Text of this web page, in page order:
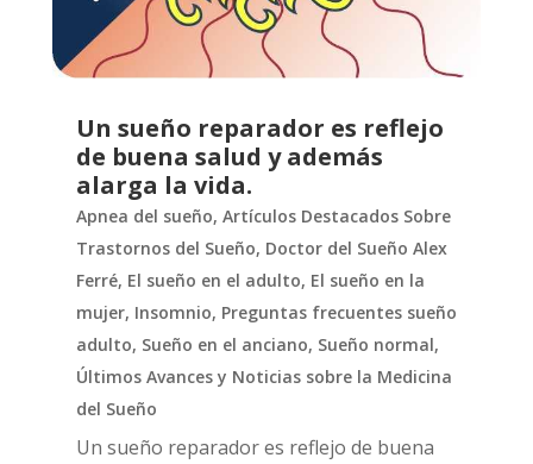
Un sueño reparador es reflejo
de buena salud y además
alarga la vida.
Apnea del sueño, Artículos Destacados Sobre
Trastornos del Sueño, Doctor del Sueño Alex
Ferré, El sueño en el adulto, El sueño en la
mujer, Insomnio, Preguntas frecuentes sueño
adulto, Sueño en el anciano, Sueño normal,
Últimos Avances y Noticias sobre la Medicina
del Sueño
Un sueño reparador es reflejo de buena